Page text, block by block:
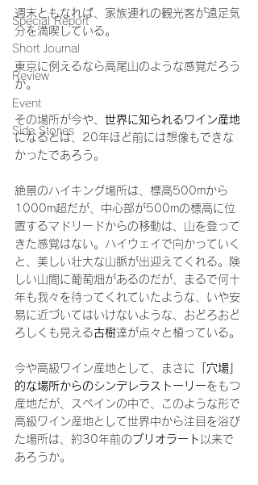
Special Report
Short Journal
Review
Event
Side Stories
週末ともなれば、家族連れの観光客が遠足気
分を満喫している。
東京に例えるなら高尾山のような感覚だろう
か。
その場所が今や、 世界に知られるワイン産地
になるとは、20年ほど前には想像もできな
かったであろう。
絶景のハイキング場所は、標高500mから
1000m超だが、中心部が500mの標高に位
置するマドリードからの移動は、山を登って
きた感覚はない。ハイウェイで向かっていく
と、美しい壮大な山脈が出迎えてくれる。険
しい山間に葡萄畑があるのだが、まるで何十
年も我々を待ってくれていたような、いや安
易に近づいてはいけないような、おどろおど
ろしくも見える古樹達が点々と植っている。
今や高級ワイン産地として、まさに 「穴場」
的な場所からのシンデレラストーリーをもつ
産地だが、スペインの中で、このような形で
高級ワイン産地として世界中から注目を浴び
た場所は、約30年前のプリオラート 以来で
あろうか。